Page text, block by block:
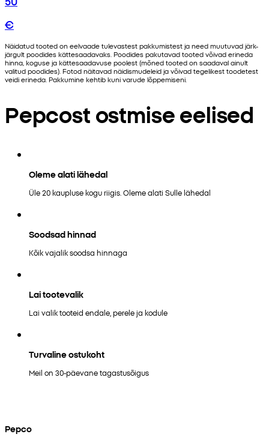
€
Näidatud tooted on eelvaade tulevastest pakkumistest ja need muutuvad järk-
järgult poodides kättesaadavaks. Poodides pakutavad tooted võivad erineda
hinna, koguse ja kättesaadavuse poolest (mõned tooted on saadaval ainult
valitud poodides). Fotod näitavad näidismudeleid ja võivad tegelikest toodetest
veidi erineda. Pakkumine kehtib kuni varude lõppemiseni.
Pepcost ostmise eelised
Oleme alati lähedal
Üle 20 kaupluse kogu riigis. Oleme alati Sulle lähedal
Soodsad hinnad
Kõik vajalik soodsa hinnaga
Lai tootevalik
Lai valik tooteid endale, perele ja kodule
Turvaline ostukoht
Meil on 30-päevane tagastusõigus
Pepco